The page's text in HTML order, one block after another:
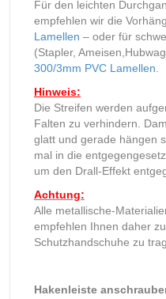
Für den leichten
empfehlen wir die
Lamellen – oder für
(Stapler,
300/3mm PVC Lamellen
Hinweis:
Die Streifen werden
Falten zu verhindern.
glatt und gerade hängen
mal in die
um den Drall-Effekt
Achtung:
Alle metallische-
empfehlen Ihnen daher
Schutzhandschuhe zu
Hakenleiste